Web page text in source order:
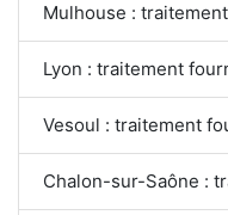
Mulhouse :
Lyon : traitement
Vesoul : traitement
Chalon-sur-Saône :